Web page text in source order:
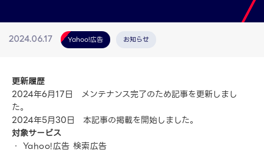
2024.06.17 Yahoo!広告 お知らせ
更新履歴
2024年6月17日 メンテナンス完了のため記事を更新しまし
た。
2024年5月30日 本記事の掲載を開始しました。
対象サービス
Yahoo!広告 検索広告